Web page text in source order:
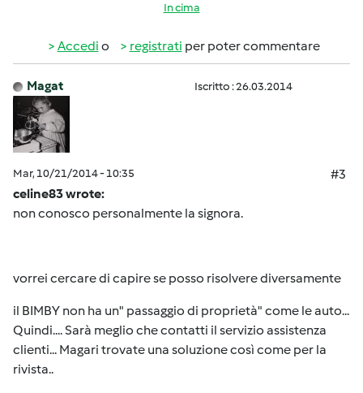
In cima
Accedi o registrati per poter commentare
Magat Iscritto : 26.03.2014
Mar, 10/21/2014 - 10:35
#3
celine83 wrote:
non conosco personalmente la signora.
vorrei cercare di capire se posso risolvere diversamente
il BIMBY non ha un" passaggio di proprietà" come le auto...
Quindi.... Sarà meglio che contatti il servizio assistenza
clienti... Magari trovate una soluzione così come per la
rivista..